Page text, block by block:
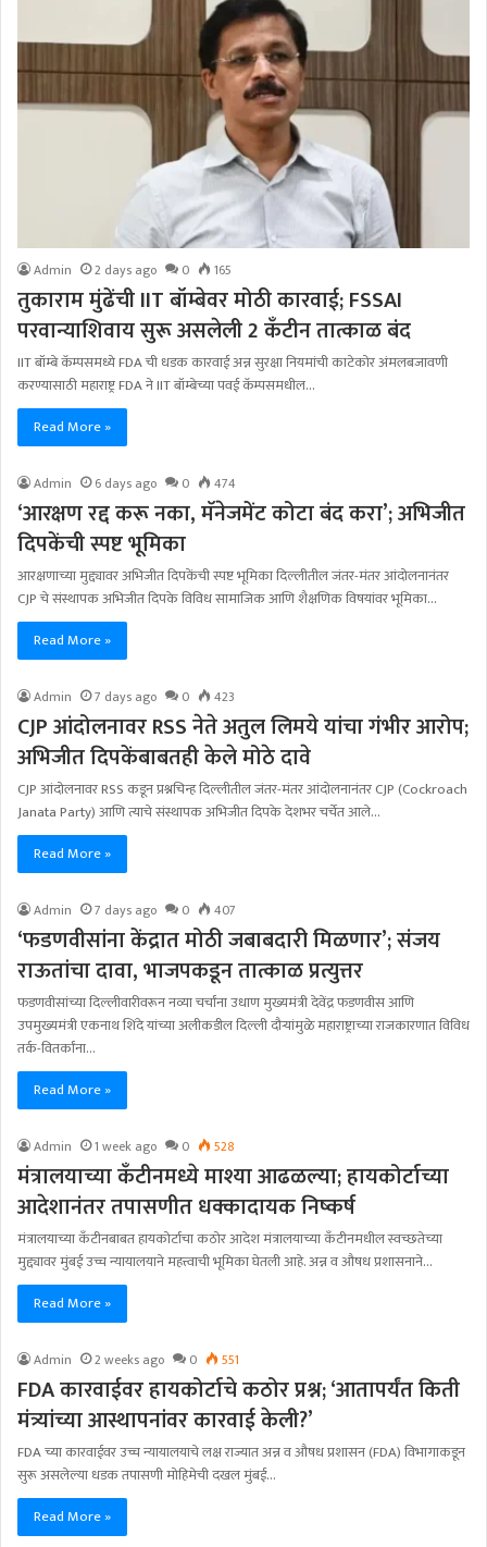
Admin 2 days ago 0 165
तुकाराम मुंढेंची IIT बॉम्बेवर मोठी कारवाई; FSSAI
परवान्याशिवाय सुरू असलेली 2 कँटीन तात्काळ बंद
IIT बॉम्बे कॅम्पसमध्ये FDA ची धडक कारवाई अन्न सुरक्षा नियमांची काटेकोर अंमलबजावणी
करण्यासाठी महाराष्ट्र FDA ने IIT बॉम्बेच्या पवई कॅम्पसमधील…
Read More »
Admin 6 days ago 0 474
‘आरक्षण रद्द करू नका, मॅनेजमेंट कोटा बंद करा’; अभिजीत
दिपकेंची स्पष्ट भूमिका
आरक्षणाच्या मुद्द्यावर अभिजीत दिपकेंची स्पष्ट भूमिका दिल्लीतील जंतर-मंतर आंदोलनानंतर
CJP चे संस्थापक अभिजीत दिपके विविध सामाजिक आणि शैक्षणिक विषयांवर भूमिका…
Read More »
Admin 7 days ago 0 423
CJP आंदोलनावर RSS नेते अतुल लिमये यांचा गंभीर आरोप;
अभिजीत दिपकेंबाबतही केले मोठे दावे
CJP आंदोलनावर RSS कडून प्रश्नचिन्ह दिल्लीतील जंतर-मंतर आंदोलनानंतर CJP (Cockroach
Janata Party) आणि त्याचे संस्थापक अभिजीत दिपके देशभर चर्चेत आले…
Read More »
Admin 7 days ago 0 407
‘फडणवीसांना केंद्रात मोठी जबाबदारी मिळणार’; संजय
राऊतांचा दावा, भाजपकडून तात्काळ प्रत्युत्तर
फडणवीसांच्या दिल्लीवारीवरून नव्या चर्चांना उधाण मुख्यमंत्री देवेंद्र फडणवीस आणि
उपमुख्यमंत्री एकनाथ शिंदे यांच्या अलीकडील दिल्ली दौऱ्यांमुळे महाराष्ट्राच्या राजकारणात विविध
तर्क-वितर्कांना…
Read More »
Admin 1 week ago 0 528
मंत्रालयाच्या कँटीनमध्ये माश्या आढळल्या; हायकोर्टाच्या
आदेशानंतर तपासणीत धक्कादायक निष्कर्ष
मंत्रालयाच्या कँटीनबाबत हायकोर्टाचा कठोर आदेश मंत्रालयाच्या कँटीनमधील स्वच्छतेच्या
मुद्द्यावर मुंबई उच्च न्यायालयाने महत्त्वाची भूमिका घेतली आहे. अन्न व औषध प्रशासनाने…
Read More »
Admin 2 weeks ago 0 551
FDA कारवाईवर हायकोर्टाचे कठोर प्रश्न; ‘आतापर्यंत किती
मंत्र्यांच्या आस्थापनांवर कारवाई केली?’
FDA च्या कारवाईवर उच्च न्यायालयाचे लक्ष राज्यात अन्न व औषध प्रशासन (FDA) विभागाकडून
सुरू असलेल्या धडक तपासणी मोहिमेची दखल मुंबई…
Read More »